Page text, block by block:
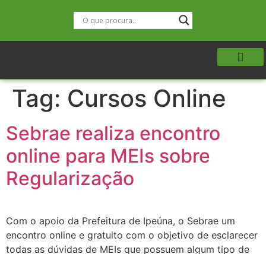
Tag: Cursos Online
Sebrae realiza encontro
online para MEIs sobre
Regularização
Com o apoio da Prefeitura de Ipeúna, o Sebrae um
encontro online e gratuito com o objetivo de esclarecer
todas as dúvidas de MEIs que possuem algum tipo de